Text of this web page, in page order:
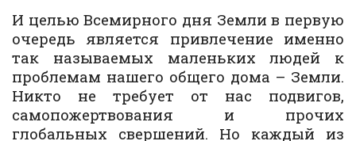
И целью Всемирного дня Земли в первую
очередь является привлечение именно
так называемых маленьких людей к
проблемам нашего общего дома – Земли.
Никто не требует от нас подвигов,
самопожертвования и прочих
глобальных свершений. Но каждый из